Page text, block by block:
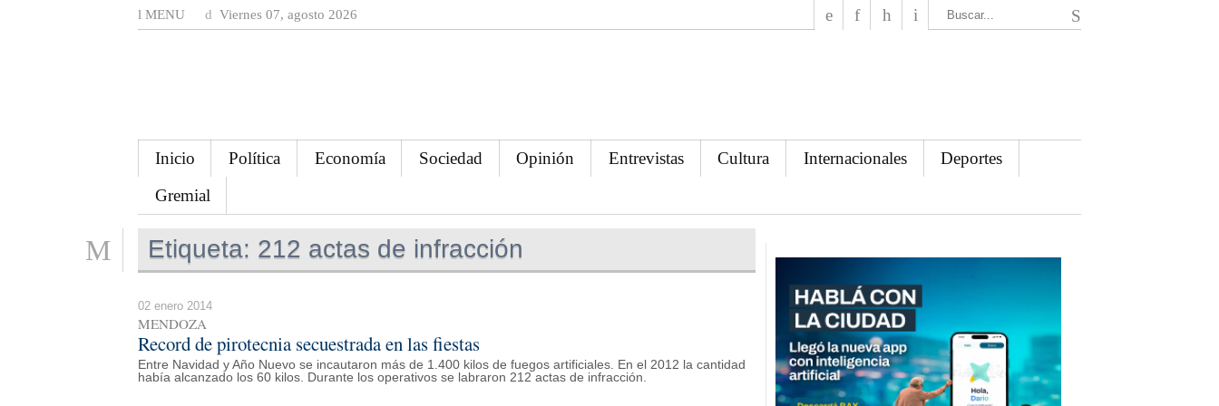
MENU Viernes 07, agosto 2026
Inicio Política Economía Sociedad Opinión Entrevistas Cultura Internacionales
Deportes
Gremial
Etiqueta: 212 actas de infracción
02 enero 2014
MENDOZA
Record de pirotecnia secuestrada en las fiestas
Entre Navidad y Año Nuevo se incautaron más de 1.400 kilos de fuegos artificiales. En el 2012 la cantidad
había alcanzado los 60 kilos. Durante los operativos se labraron 212 actas de infracción.